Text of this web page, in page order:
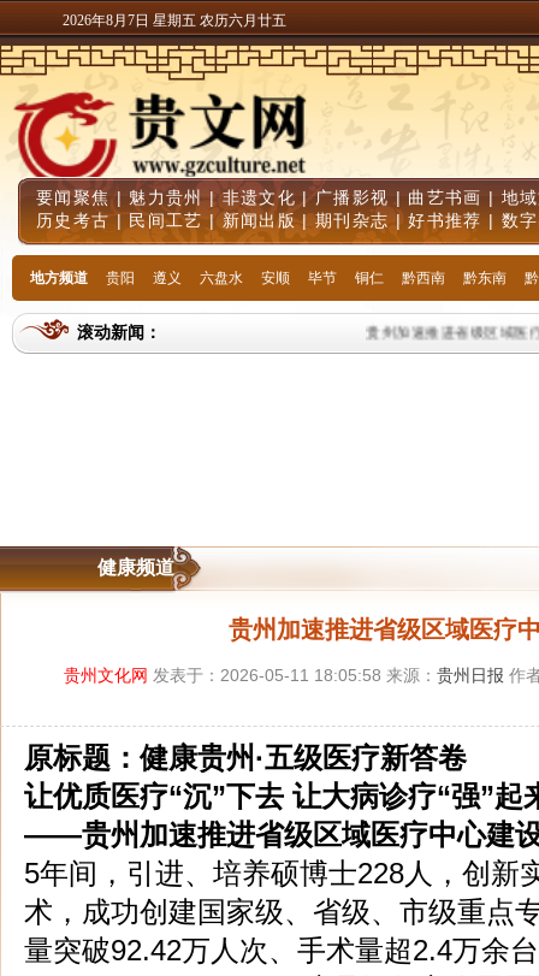
2026年8月7日 星期五 农历六月廿五
要闻聚焦| 魅力贵州|非遗文化 |广播影视 | 曲艺书画 | 地
历史考古 | 民间工艺 | 新闻出版|期刊杂志 |好书推荐 | 数
地方频道 贵阳 遵义 六盘水 安顺 毕节 铜仁 黔西南 黔东南
滚动新闻： 贵州加速推进省级区域医疗
健康频道
贵州加速推进省级区域医疗
贵州文化网 发表于：2026-05-11 18:05:58 来源： 贵州日报 作
原标题：健康贵州·五级医疗新答卷
让优质医疗“沉”下去 让大病诊疗“强”起
——贵州加速推进省级区域医疗中心建
5年间，引进、培养硕博士228人，创新
术，成功创建国家级、省级、市级重点
量突破92.42万人次、手术量超2.4万余